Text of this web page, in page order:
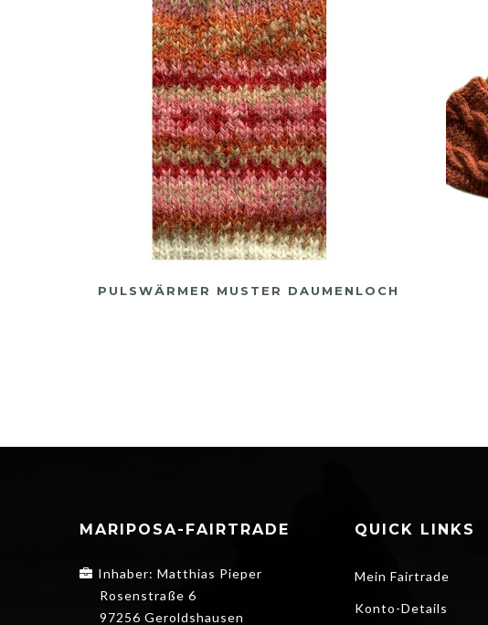
PULSWÄRMER MUSTER DAUMENLOCH
MARIPOSA-FAIRTRADE
Inhaber: Matthias Pieper
Rosenstraße 6
97256 Geroldshausen
QUICK LINKS
Mein Fairtrade
Konto-Details